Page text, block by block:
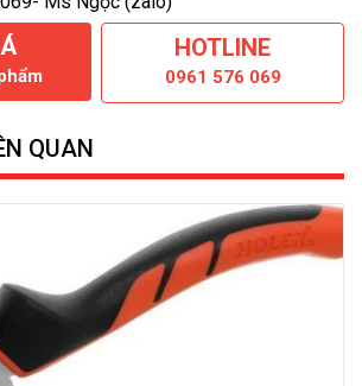
HOTLINE
0961 576 069
QUAN